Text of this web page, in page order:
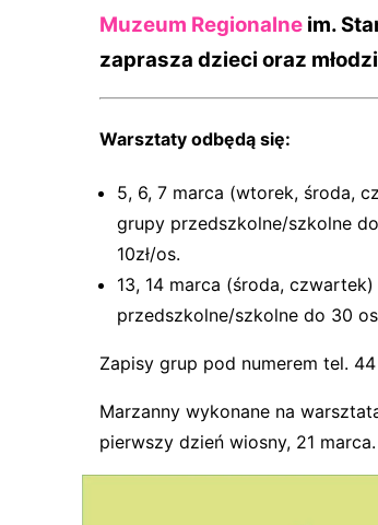
Muzeum Regionalne im.
zaprasza dzieci oraz
Warsztaty odbędą się:
5, 6, 7 marca (wtorek, środa,
grupy przedszkolne/szkolne
10zł/os.
13, 14 marca (środa,
przedszkolne/szkolne do 30
Zapisy grup pod numerem tel.
Marzanny wykonane na
pierwszy dzień wiosny, 21 marca.